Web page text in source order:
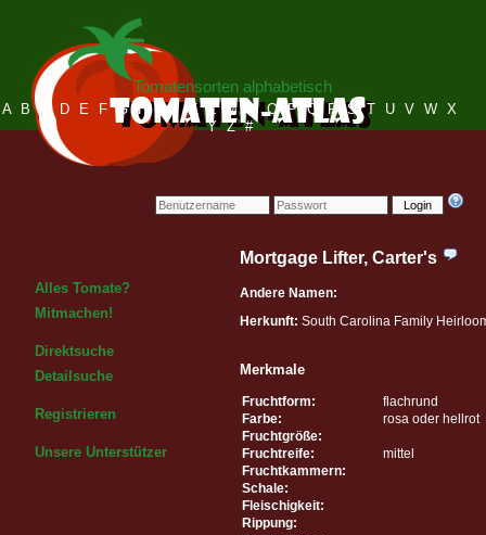
Login
Tomatensorten alphabetisch
A B C D E F G H I J K L M N O P Q R S T U V W X
Y Z #
Alles Tomate?
Mitmachen!
Direktsuche
Detailsuche
Registrieren
Unsere Unterstützer
Mortgage Lifter, Carter's
Andere Namen:
Herkunft: South Carolina Family
Merkmale
Fruchtform:
flachrund
Farbe:
rosa oder hellrot
Fruchtgröße:
Fruchtreife:
mittel
Fruchtkammern:
Schale:
Fleischigkeit:
Rippung: